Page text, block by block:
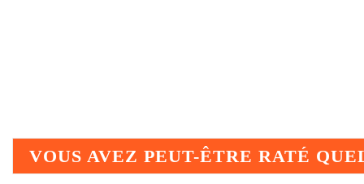
VOUS AVEZ PEUT-ÊTRE RATÉ